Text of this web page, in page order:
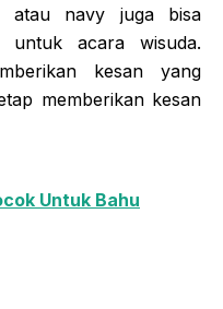
atau navy juga bisa
untuk acara wisuda.
kesan yang
memberikan kesan
Untuk Bahu